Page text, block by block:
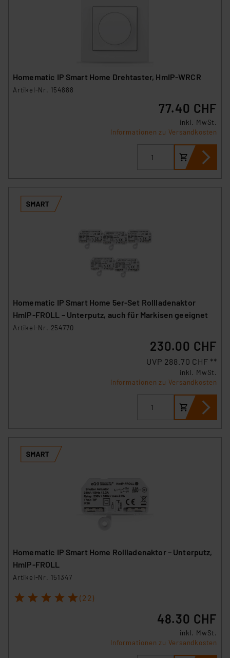
Homematic IP Smart Home Drehtaster, HmIP-WRCR
Artikel-Nr. 154888
77.40 CHF
inkl. MwSt.
Informationen zu Versandkosten
Homematic IP Smart Home 5er-Set Rollladenaktor
HmIP-FROLL – Unterputz, auch für Markisen geeignet
Artikel-Nr. 254770
230.00 CHF
UVP 288.70 CHF **
inkl. MwSt.
Informationen zu Versandkosten
Homematic IP Smart Home Rollladenaktor – Unterputz,
HmIP-FROLL
Artikel-Nr. 151347
1 2 3 4 5 (22)
48.30 CHF
inkl. MwSt.
Informationen zu Versandkosten